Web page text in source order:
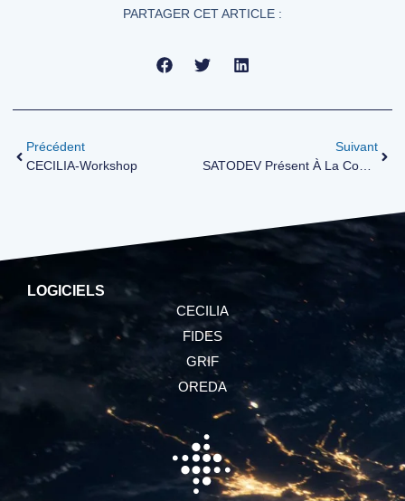
PARTAGER CET ARTICLE :
Précédent
CECILIA-Workshop
Suivant
SATODEV Présent À La Conférence ESREL En France À Angers
LOGICIELS
CECILIA
FIDES
GRIF
OREDA